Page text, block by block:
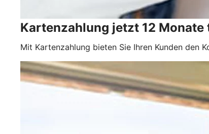
Kartenzahlung jetzt 12 Monate
Mit Kartenzahlung bieten Sie Ihren Kunden den